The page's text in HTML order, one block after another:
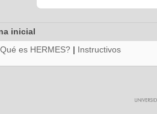
inicial
es HERMES? | Instructivos